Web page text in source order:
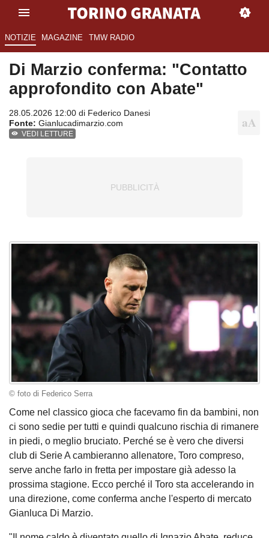
NOTIZIE MAGAZINE TMW RADIO
Di Marzio conferma: "Contatto
approfondito con Abate"
28.05.2026 12:00 di Federico Danesi
Fonte: Gianlucadimarzio.com
VEDI LETTURE
© foto di Federico Serra
Come nel classico gioca che facevamo fin da bambini, non
ci sono sedie per tutti e quindi qualcuno rischia di rimanere
in piedi, o meglio bruciato. Perché se è vero che diversi
club di Serie A cambieranno allenatore, Toro compreso,
serve anche farlo in fretta per impostare già adesso la
prossima stagione. Ecco perché il Toro sta accelerando in
una direzione, come conferma anche l'esperto di mercato
Gianluca Di Marzio.